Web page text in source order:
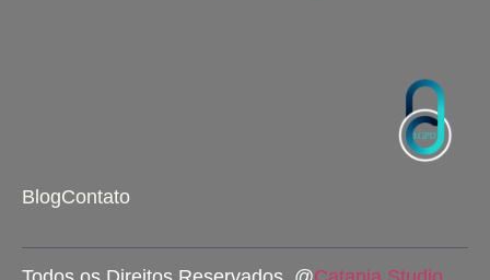
BlogContato